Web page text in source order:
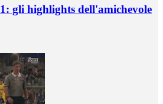
gli highlights dell'amichevole